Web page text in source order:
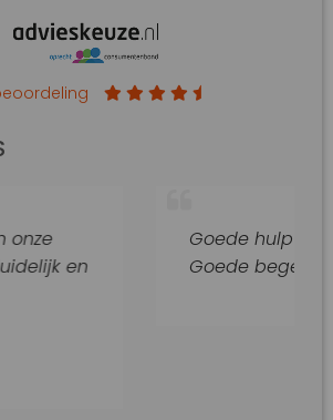
Goede hulp en adviezen.
Goede begeleiding van dit